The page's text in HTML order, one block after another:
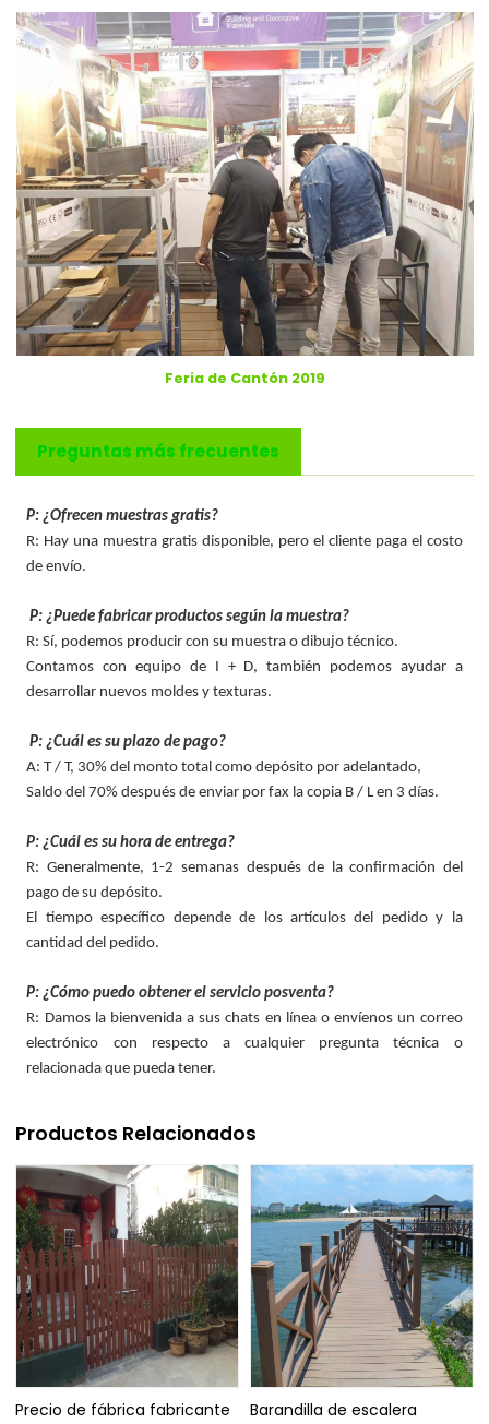
Feria de Cantón 2019
Preguntas más frecuentes
P: ¿Ofrecen muestras gratis?
R: Hay una muestra gratis disponible, pero el cliente paga el costo
de envío.
P: ¿Puede fabricar productos según la muestra?
R: Sí, podemos producir con su muestra o dibujo técnico.
Contamos con equipo de I + D, también podemos ayudar a
desarrollar nuevos moldes y texturas.
P: ¿Cuál es su plazo de pago?
A: T / T, 30% del monto total como depósito por adelantado,
Saldo del 70% después de enviar por fax la copia B / L en 3 días.
P: ¿Cuál es su hora de entrega?
R: Generalmente, 1-2 semanas después de la confirmación del
pago de su depósito.
El tiempo específico depende de los artículos del pedido y la
cantidad del pedido.
P: ¿Cómo puedo obtener el servicio posventa?
R: Damos la bienvenida a sus chats en línea o envíenos un correo
electrónico con respecto a cualquier pregunta técnica o
relacionada que pueda tener.
Productos Relacionados
Precio de fábrica fabricante
Barandilla de escalera